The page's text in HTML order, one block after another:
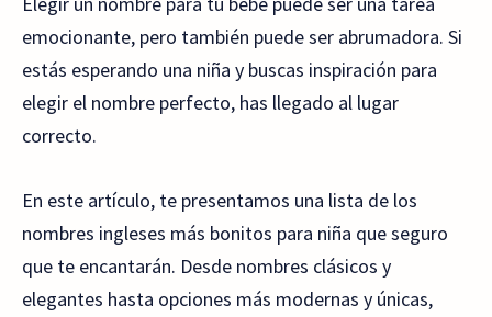
emocionante, pero también puede ser abrumadora. Si
estás esperando una niña y buscas inspiración para
elegir el nombre perfecto, has llegado al lugar
correcto.
En este artículo, te presentamos una lista de los
nombres ingleses más bonitos para niña que seguro
que te encantarán. Desde nombres clásicos y
elegantes hasta opciones más modernas y únicas,